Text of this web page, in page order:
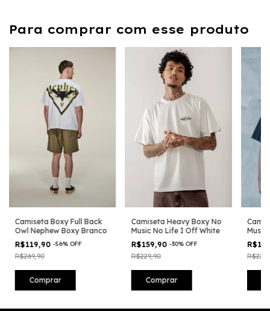
Para comprar com esse produto
Camiseta Boxy Full Back
Owl Nephew Boxy Branco
R$119,90-56% OFF
R$269,90
Comprar
Camiseta Heavy Boxy No
Music No Life I Off White
R$159,90-30% OFF
R$229,90
Comprar
Music